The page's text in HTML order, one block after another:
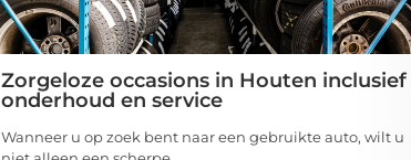
Zorgeloze occasions in Houten inclusief
onderhoud en service
Wanneer u op zoek bent naar een gebruikte auto, wilt u